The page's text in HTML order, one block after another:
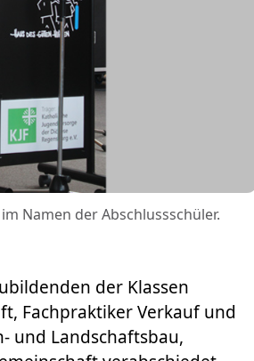
Namen der Abschlussschüler.
der Klassen
Fachpraktiker Verkauf und
und Landschaftsbau,